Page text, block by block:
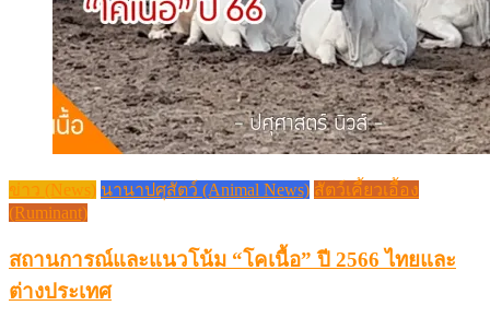
ข่าว (News) นานาปศุสัตว์ (Animal News) สัตว์เคี้ยวเอื้อง
(Ruminant)
สถานการณ์และแนวโน้ม “โคเนื้อ” ปี 2566 ไทยและ
ต่างประเทศ